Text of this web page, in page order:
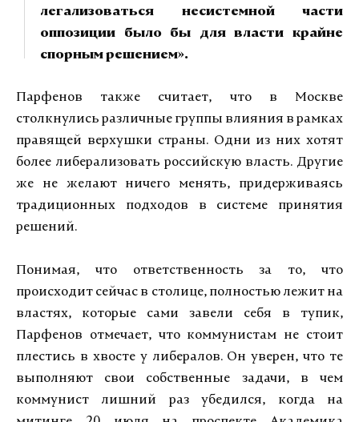
легализоваться несистемной части
оппозиции было бы для власти крайне
спорным решением».
Парфенов также считает, что в Москве
столкнулись различные группы влияния в рамках
правящей верхушки страны. Одни из них хотят
более либерализовать российскую власть. Другие
же не желают ничего менять, придерживаясь
традиционных подходов в системе принятия
решений.
Понимая, что ответственность за то, что
происходит сейчас в столице, полностью лежит на
властях, которые сами завели себя в тупик,
Парфенов отмечает, что коммунистам не стоит
плестись в хвосте у либералов. Он уверен, что те
выполняют свои собственные задачи, в чем
коммунист лишний раз убедился, когда на